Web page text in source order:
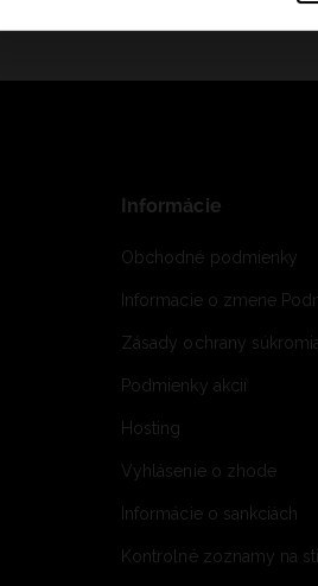
Informácie
Obchodné podmienky
Informacie o zmene
Zásady ochrany
Podmienky akcií
Hosting
Vyhlásenie o zhode
Informácie o sankciách
Kontrolné zoznamy na